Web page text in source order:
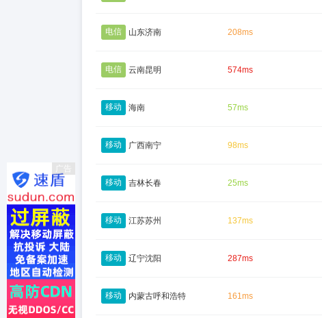
电信 山东济南 208ms
电信 云南昆明 574ms
移动 海南 57ms
移动 广西南宁 98ms
移动 吉林长春 25ms
移动 江苏苏州 137ms
移动 辽宁沈阳 287ms
移动 内蒙古呼和浩特 161ms
广告